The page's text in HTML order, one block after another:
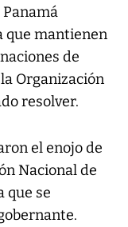
Panamá
que mantienen
de
Organización
resolver.
el enojo de
Nacional de
que se